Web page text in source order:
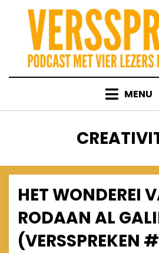
content
MENU
TAG
:
Posted
on
January 7, 2010
Afleveringen
HET WONDEREI
RODAAN AL
(VERSSPREKEN